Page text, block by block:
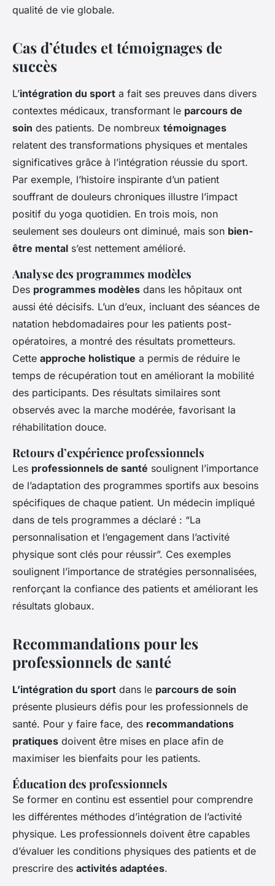
qualité de vie globale.
Cas d’études et témoignages de
succès
L’intégration du sport a fait ses preuves dans divers
contextes médicaux, transformant le parcours de
soin des patients. De nombreux témoignages
relatent des transformations physiques et mentales
significatives grâce à l’intégration réussie du sport.
Par exemple, l’histoire inspirante d’un patient
souffrant de douleurs chroniques illustre l’impact
positif du yoga quotidien. En trois mois, non
seulement ses douleurs ont diminué, mais son bien-
être mental s’est nettement amélioré.
Analyse des programmes modèles
Des programmes modèles dans les hôpitaux ont
aussi été décisifs. L’un d’eux, incluant des séances de
natation hebdomadaires pour les patients post-
opératoires, a montré des résultats prometteurs.
Cette approche holistique a permis de réduire le
temps de récupération tout en améliorant la mobilité
des participants. Des résultats similaires sont
observés avec la marche modérée, favorisant la
réhabilitation douce.
Retours d’expérience professionnels
Les professionnels de santé soulignent l’importance
de l’adaptation des programmes sportifs aux besoins
spécifiques de chaque patient. Un médecin impliqué
dans de tels programmes a déclaré : “La
personnalisation et l’engagement dans l’activité
physique sont clés pour réussir”. Ces exemples
soulignent l’importance de stratégies personnalisées,
renforçant la confiance des patients et améliorant les
résultats globaux.
Recommandations pour les
professionnels de santé
L’intégration du sport dans le parcours de soin
présente plusieurs défis pour les professionnels de
santé. Pour y faire face, des recommandations
pratiques doivent être mises en place afin de
maximiser les bienfaits pour les patients.
Éducation des professionnels
Se former en continu est essentiel pour comprendre
les différentes méthodes d’intégration de l’activité
physique. Les professionnels doivent être capables
d’évaluer les conditions physiques des patients et de
prescrire des activités adaptées.